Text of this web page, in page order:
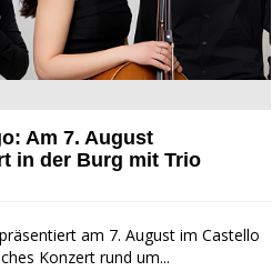
Am 7. August
in der Burg mit Trio
am 7. August im Castello
Konzert rund um...